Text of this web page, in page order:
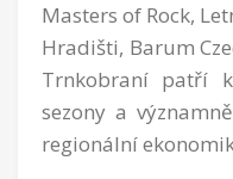
Masters of Rock,
Hradišti, Barum
Trnkobraní patří
sezony a
regionální